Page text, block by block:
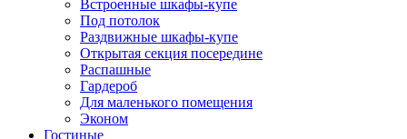
Встроенные шкафы-купе
Под потолок
Раздвижные шкафы-купе
Открытая секция посередине
Распашные
Гардероб
Для маленького помещения
Эконом
Гостиные